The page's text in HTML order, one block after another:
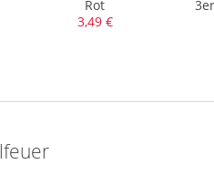
1
in Grün
Rot
3,49 €